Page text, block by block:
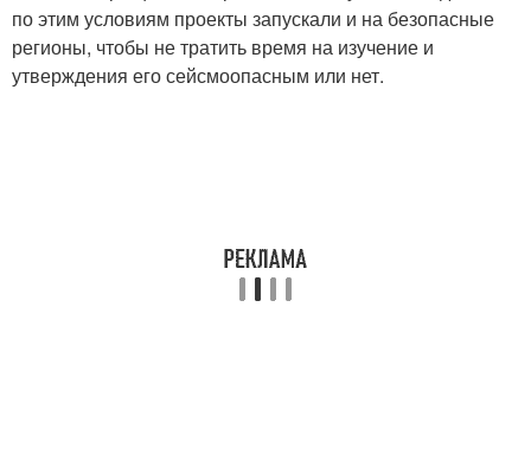
по этим условиям проекты запускали и на безопасные
регионы, чтобы не тратить время на изучение и
утверждения его сейсмоопасным или нет.